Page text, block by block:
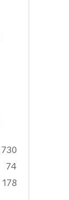
730
74
178